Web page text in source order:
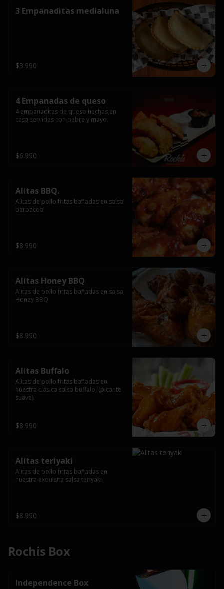
3 Empanaditas medialuna
$3.990
4 Empanadas de queso
4 empanaditas de queso hechas en
casa servidas con pebre y mayo.
$6.990
Alitas BBQ.
Alitas de pollo fritas bañadas en salsa
barbacoa
$8.990
Alitas Honey BBQ
Alitas de pollo fritas bañadas en salsa
Honey BBQ
$8.990
Alitas Buffalo
Alitas de pollo fritas bañadas en
nuestra clásica salsa buffalo, (picante
suave).
$8.990
Alitas teriyaki
Alitas de pollo fritas bañadas en
nuestra exquisita salsa teriyaki
$8.990
Rochis Box
Independence Box